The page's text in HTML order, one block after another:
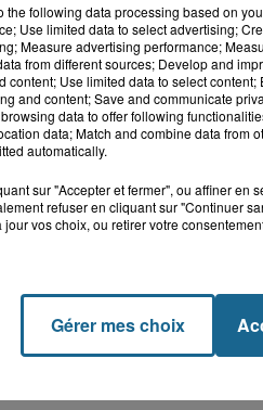
the following data processing based on
Use limited data to select advertising;
Measure advertising performance;
from different sources; Develop and
content; Use limited data to select
and content; Save and communicate
data to offer following
data; Match and combine data from
automatically.
sur "Accepter et fermer", ou affiner en
refuser en cliquant sur "Continuer
jour vos choix, ou retirer votre
Gérer mes choix